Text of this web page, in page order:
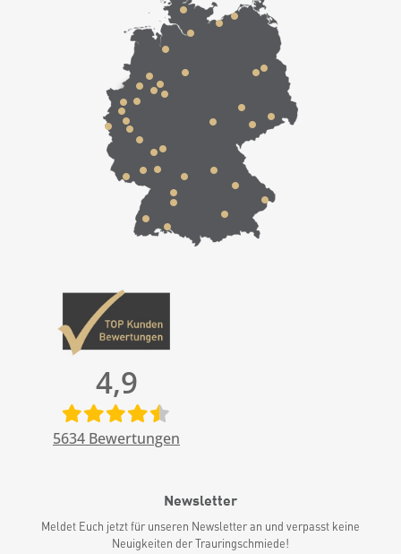
4,9
5634 Bewertungen
Newsletter
Meldet Euch jetzt für unseren Newsletter an und verpasst keine
Neuigkeiten der Trauringschmiede!